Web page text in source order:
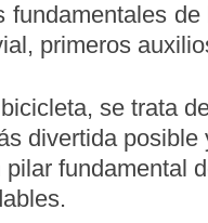
primeros
se trata
divertida
fundamental